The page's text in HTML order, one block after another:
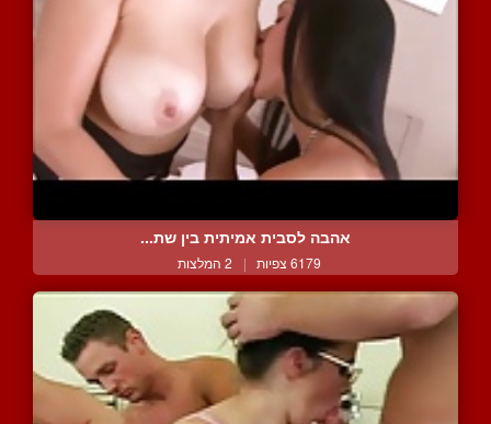
אהבה לסבית אמיתית בין שת...
6179 צפיות | 2 המלצות